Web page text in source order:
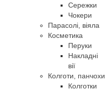
Сережки
Чокери
Парасолі, віяла
Косметика
Перуки
Накладні
вії
Колготи, панчохи
Колготки